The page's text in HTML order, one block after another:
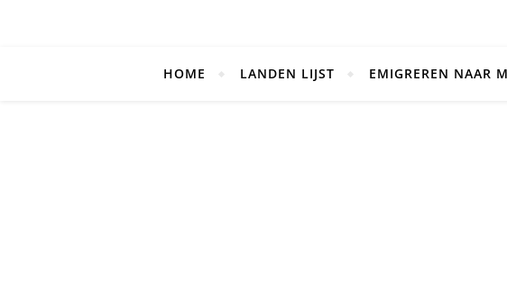
HOME LANDEN LIJST EMIGREREN NAAR